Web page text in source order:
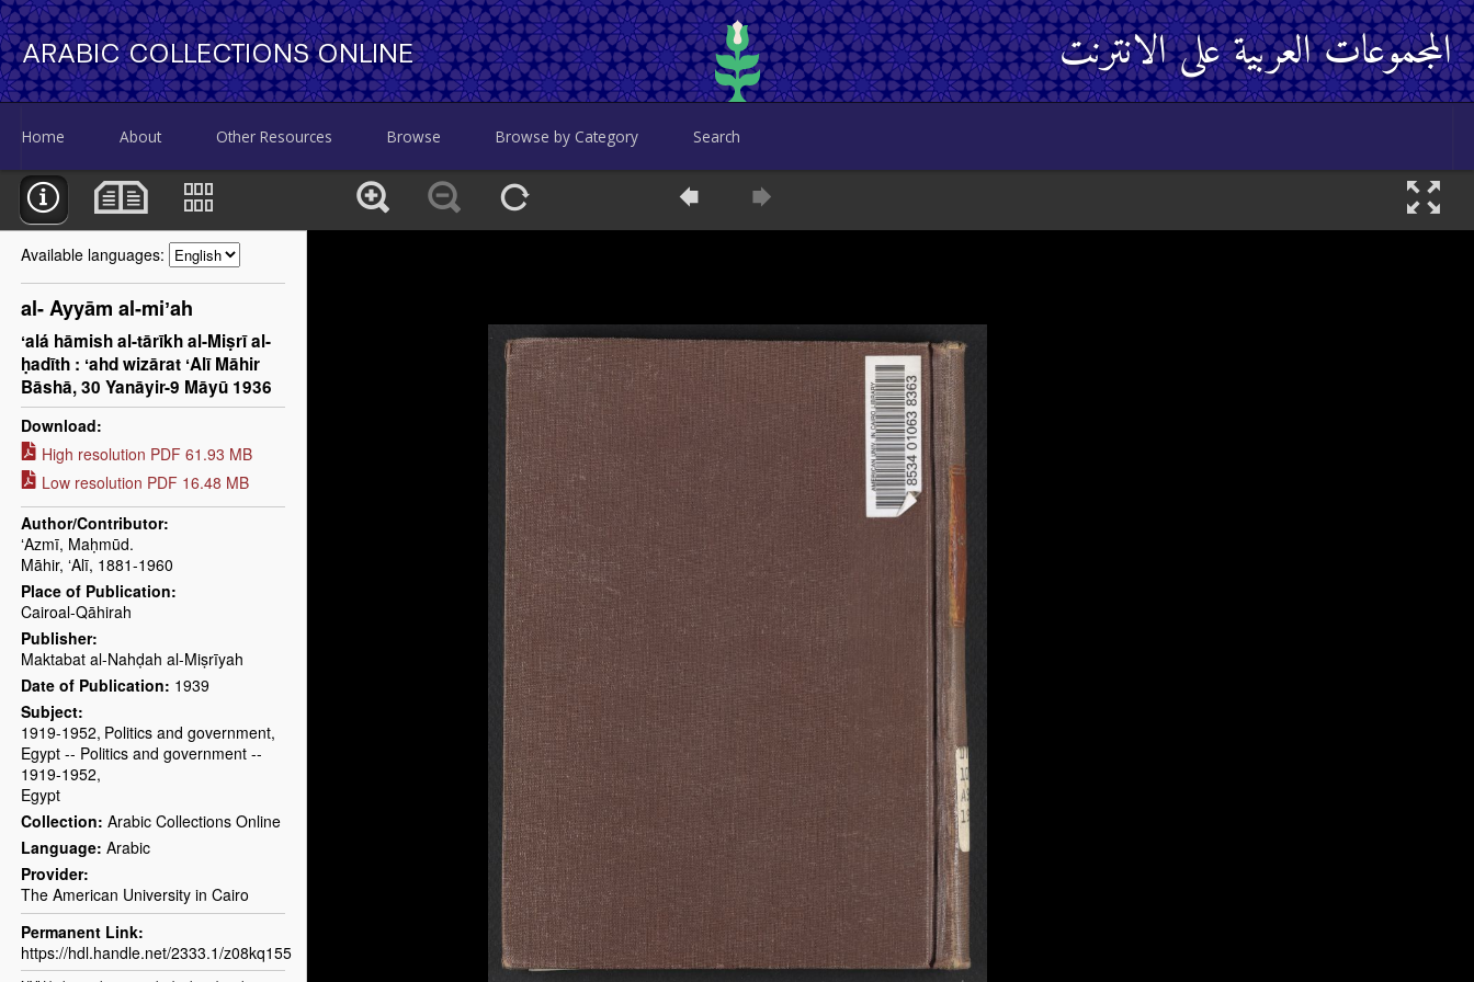
ARABIC COLLECTIONS ONLINE المجموعات العربية على الانترنت
Home About Other Resources Browse Browse by Category Search